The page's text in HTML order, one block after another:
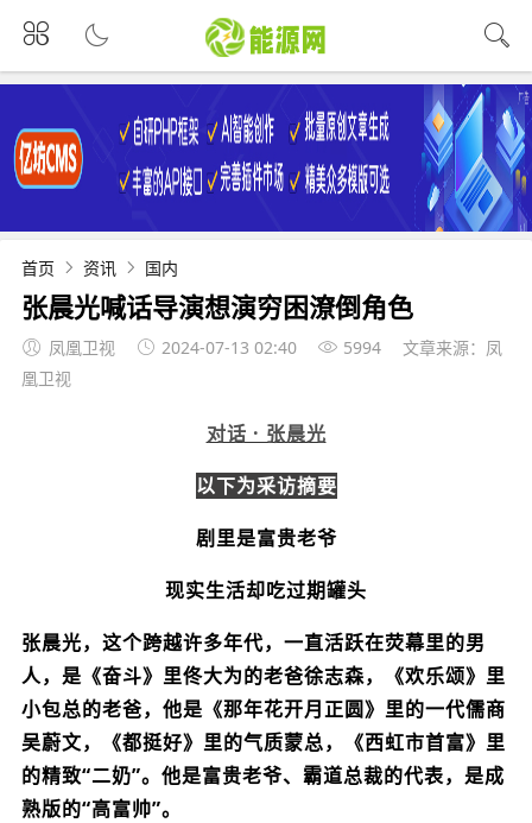
首页 资讯 国内
张晨光喊话导演想演穷困潦倒角色
凤凰卫视 2024-07-13 02:40 5994
文章来源：凤
凰卫视
对话 · 张晨光
以下为采访摘要
剧里是富贵老爷
现实生活却吃过期罐头
张晨光，这个跨越许多年代，一直活跃在荧幕里的男
人，是《奋斗》里佟大为的老爸徐志森，《欢乐颂》里
小包总的老爸，他是《那年花开月正圆》里的一代儒商
吴蔚文，《都挺好》里的气质蒙总，《西虹市首富》里
的精致“二奶”。他是富贵老爷、霸道总裁的代表，是成
熟版的“高富帅”。